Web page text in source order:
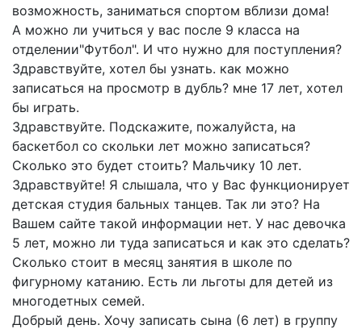
возможность, заниматься спортом вблизи дома!
А можно ли учиться у вас после 9 класса на
отделении"Футбол". И что нужно для поступления?
Здравствуйте, хотел бы узнать. как можно
записаться на просмотр в дубль? мне 17 лет, хотел
бы играть.
Здравствуйте. Подскажите, пожалуйста, на
баскетбол со скольки лет можно записаться?
Сколько это будет стоить? Мальчику 10 лет.
Здравствуйте! Я слышала, что у Вас функционирует
детская студия бальных танцев. Так ли это? На
Вашем сайте такой информации нет. У нас девочка
5 лет, можно ли туда записаться и как это сделать?
Сколько стоит в месяц занятия в школе по
фигурному катанию. Есть ли льготы для детей из
многодетных семей.
Добрый день. Хочу записать сына (6 лет) в группу